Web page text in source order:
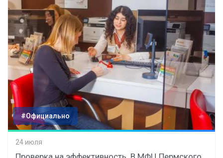
#Официально
24 июля